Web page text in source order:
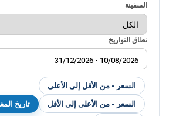
السفينة
نطاق التواريخ
السعر - من الأقل إلى الأعلى
السعر - من الأعلى إلى الأقل
تاريخ